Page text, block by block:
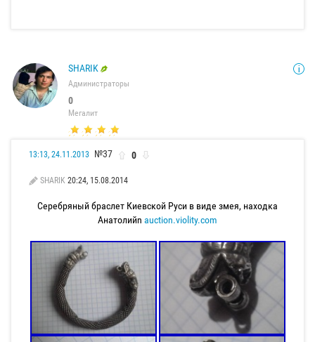
SHARIK
Администраторы
0
Мегалит
13:13, 24.11.2013 №37 0
SHARIK 20:24, 15.08.2014
Серебряный браслет Киевской Руси в виде змея, находка
Анатолийn auction.violity.com